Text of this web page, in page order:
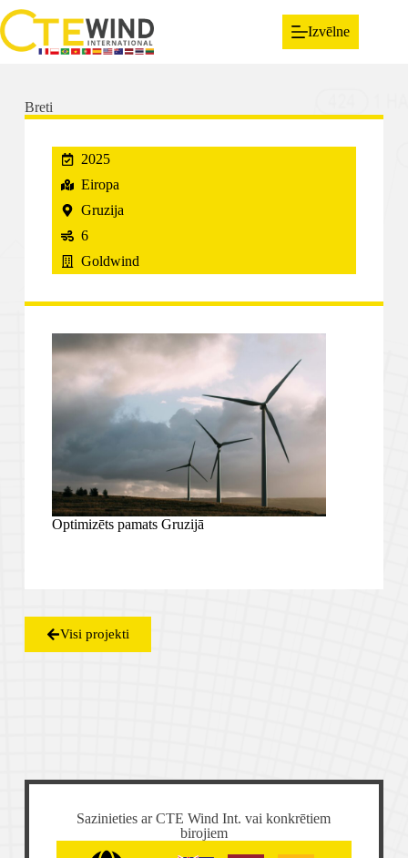
Izvēlne
Breti
2025
Eiropa
Gruzija
6
Goldwind
Optimizēts pamats Gruzijā
Visi projekti
Sazinieties ar CTE Wind Int. vai konkrētiem
birojiem